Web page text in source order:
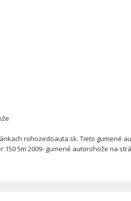
rohozedoauta.sk. Tieto gumené
150 5m 2009- gumené autorohože na